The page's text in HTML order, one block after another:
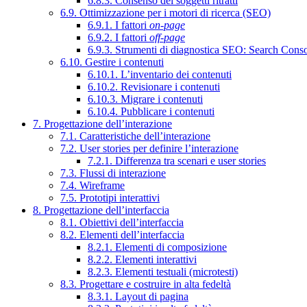
6.9. Ottimizzazione per i motori di ricerca (SEO)
6.9.1. I fattori on-page
6.9.2. I fattori off-page
6.9.3. Strumenti di diagnostica SEO: Search
6.10. Gestire i contenuti
6.10.1. L’inventario dei contenuti
6.10.2. Revisionare i contenuti
6.10.3. Migrare i contenuti
6.10.4. Pubblicare i contenuti
7. Progettazione dell’interazione
7.1. Caratteristiche dell’interazione
7.2. User stories per definire l’interazione
7.2.1. Differenza tra scenari e user stories
7.3. Flussi di interazione
7.4. Wireframe
7.5. Prototipi interattivi
8. Progettazione dell’interfaccia
8.1. Obiettivi dell’interfaccia
8.2. Elementi dell’interfaccia
8.2.1. Elementi di composizione
8.2.2. Elementi interattivi
8.2.3. Elementi testuali (microtesti)
8.3. Progettare e costruire in alta fedeltà
8.3.1. Layout di pagina